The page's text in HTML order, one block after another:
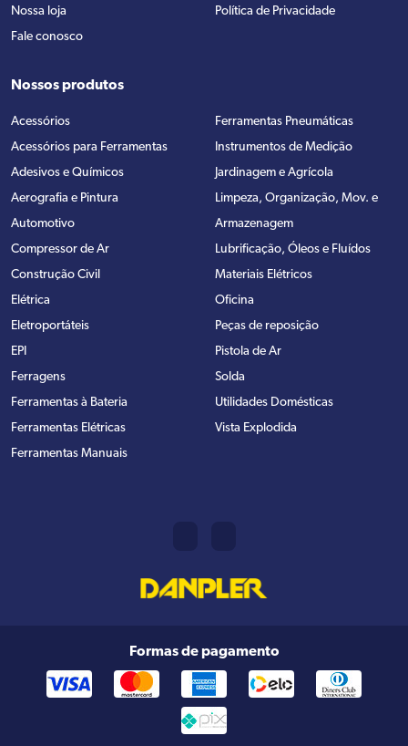
Nossa loja
Fale conosco
Política de Privacidade
Nossos produtos
Acessórios
Acessórios para Ferramentas
Adesivos e Químicos
Aerografia e Pintura
Automotivo
Compressor de Ar
Construção Civil
Elétrica
Eletroportáteis
EPI
Ferragens
Ferramentas à Bateria
Ferramentas Elétricas
Ferramentas Manuais
Ferramentas Pneumáticas
Instrumentos de Medição
Jardinagem e Agrícola
Limpeza, Organização, Mov. e
Armazenagem
Lubrificação, Óleos e Fluídos
Materiais Elétricos
Oficina
Peças de reposição
Pistola de Ar
Solda
Utilidades Domésticas
Vista Explodida
Formas de pagamento